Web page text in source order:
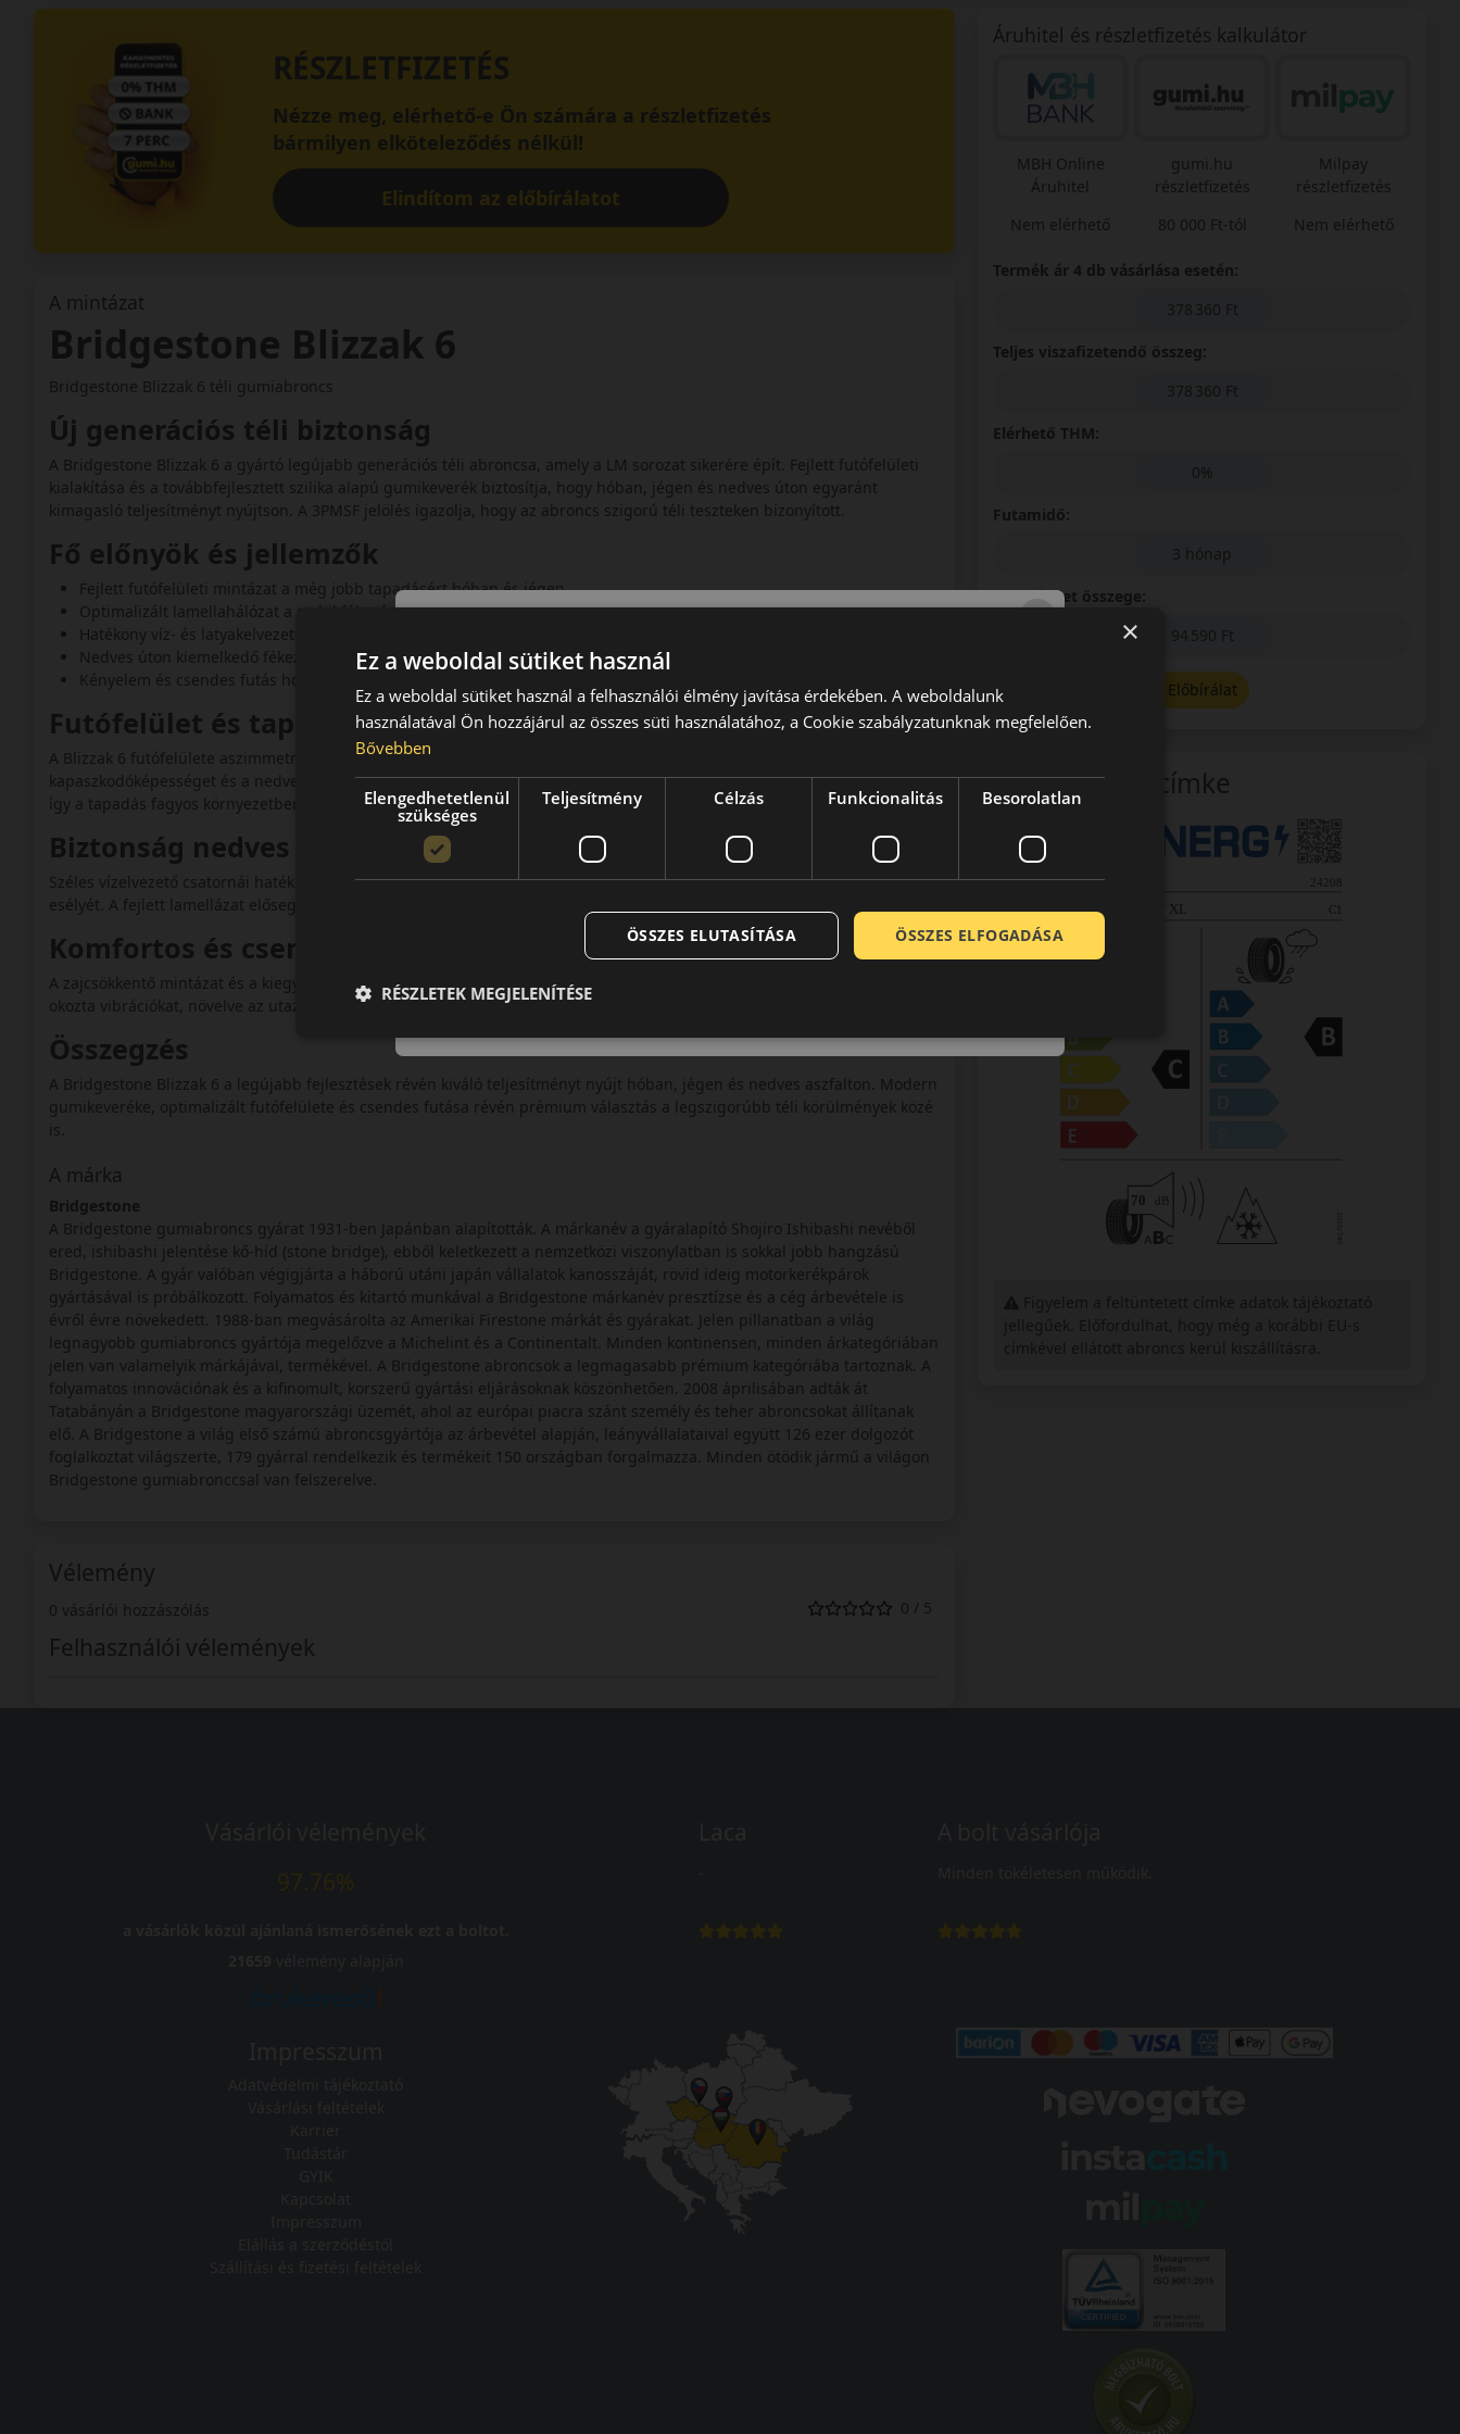
RÉSZLETFIZETÉS
Nézze meg, elérhető-e Ön számára a részletfizetés
bármilyen elköteleződés nélkül!
Elindítom az előbírálatot
A mintázat
Bridgestone Blizzak 6
Bridgestone Blizzak 6 téli gumiabroncs
Új generációs téli biztonság
A Bridgestone Blizzak 6 a gyártó legújabb generációs téli abroncsa, amely a LM sorozat sikerére épít. Fejlett futófelületi
kialakítása és a továbbfejlesztett szilika alapú gumikeverék biztosítja, hogy hóban, jégen és nedves úton egyaránt
kimagasló teljesítményt nyújtson. A 3PMSF jelölés igazolja, hogy az abroncs szigorú téli teszteken bizonyított.
Fő előnyök és jellemzők
Fejlett futófelületi mintázat a még jobb tapadásért hóban és jégen.
Optimalizált lamellahálózat a stabil fékezésért és kormányozhatóságért.
Hatékony víz- és latyakelvezetés a széles barázdáknak köszönhetően.
Nedves úton kiemelkedő fékezési teljesítmény.
Kényelem és csendes futás hosszú utakon is.
Futófelület és tapadás téli útviszonyok között
A Blizzak 6 futófelülete aszimmetrikus kialakítással rendelkezik, amely egyszerre biztosítja a havas úton való
kapaszkodóképességet és a nedves úton szükséges stabilitást. Az új szilika keverék hidegben is megtartja rugalmasságát,
így a tapadás fagyos környezetben is optimális.
Biztonság nedves utakon és aquaplaning védelem
Széles vízelvezető csatornái hatékonyan távolítják el a vizet és latyakot a futófelületről, minimalizálva az aquaplaning
esélyét. A fejlett lamellázat elősegíti, hogy az abroncs nedves úton is biztonságosan megálljon.
Komfortos és csendes utazás
A zajcsökkentő mintázat és a kiegyensúlyozott szerkezet halkabb futást eredményez. A rugalmasság csökkenti az úthibák
okozta vibrációkat, növelve az utazási komfortot.
Összegzés
A Bridgestone Blizzak 6 a legújabb fejlesztések révén kiváló teljesítményt nyújt hóban, jégen és nedves aszfalton. Modern
gumikeveréke, optimalizált futófelülete és csendes futása révén prémium választás a legszigorúbb téli körülmények közé
is.
A márka
Bridgestone
A Bridgestone gumiabroncs gyárat 1931-ben Japánban alapították. A márkanév a gyáralapító Shojiro Ishibashi nevéből
ered, ishibashi jelentése kő-híd (stone bridge), ebből keletkezett a nemzetközi viszonylatban is sokkal jobb hangzású
Bridgestone. A gyár valóban végigjárta a háború utáni japán vállalatok kanosszáját, rövid ideig motorkerékpárok
gyártásával is próbálkozott. Folyamatos és kitartó munkával a Bridgestone márkanév presztízse és a cég árbevétele is
évről évre növekedett. 1988-ban megvásárolta az Amerikai Firestone márkát és gyárakat. Jelen pillanatban a világ
legnagyobb gumiabroncs gyártója megelőzve a Michelint és a Continentalt. Minden kontinensen, minden árkategóriában
jelen van valamelyik márkájával, termékével. A Bridgestone abroncsok a legmagasabb prémium kategóriába tartoznak. A
folyamatos innovációnak és a kifinomult, korszerű gyártási eljárásoknak köszönhetően. 2008 áprilisában adták át
Tatabányán a Bridgestone magyarországi üzemét, ahol az európai piacra szánt személy és teher abroncsokat állítanak
elő. A Bridgestone a világ első számú abroncsgyártója az árbevétel alapján, leányvállalataival együtt 126 ezer dolgozót
foglalkoztat világszerte, 179 gyárral rendelkezik és termékeit 150 országban forgalmazza. Minden ötödik jármű a világon
Bridgestone gumiabronccsal van felszerelve.
Vélemény
0 vásárlói hozzászólás 0 / 5
Felhasználói vélemények
Áruhitel és részletfizetés kalkulátor
MBH Online
Áruhitel
Nem elérhető
gumi.hu
részletfizetés
80 000 Ft-tól
Milpay
részletfizetés
Nem elérhető
Termék ár 4 db vásárlása esetén:
378 360 Ft
Teljes viszafizetendő összeg:
378 360 Ft
Elérhető THM:
0%
Futamidő:
3 hónap
Első részlet összege:
94 590 Ft
Előbírálat
EU-s abroncscímke
×
Ez a weboldal sütiket használ
Ez a weboldal sütiket használ a felhasználói élmény javítása érdekében. A weboldalunk
használatával Ön hozzájárul az összes süti használatához, a Cookie szabályzatunknak megfelelően.
Bővebben
Elengedhetetlenül
szükséges
Teljesítmény Célzás Funkcionalitás Besorolatlan
ÖSSZES ELFOGADÁSA
ÖSSZES ELUTASÍTÁSA
RÉSZLETEK MEGJELENÍTÉSE